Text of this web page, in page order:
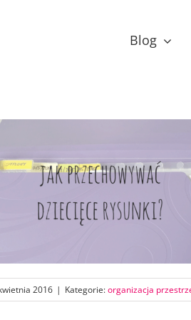
Blog
2016 | Kategorie:organizacja